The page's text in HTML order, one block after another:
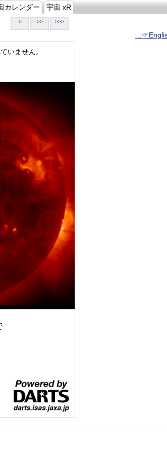
カレンダー 宇宙 xR
> >> >>>
いません。